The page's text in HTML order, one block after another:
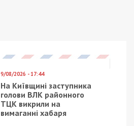
9/08/2026 - 17:44
На Київщині заступника
голови ВЛК районного
ТЦК викрили на
вимаганні хабаря